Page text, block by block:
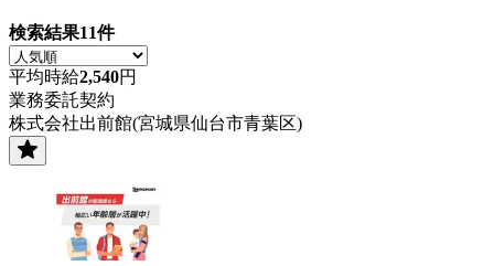
検索結果11件
平均時給2,540円
業務委託契約
株式会社出前館(宮城県仙台市青葉区)